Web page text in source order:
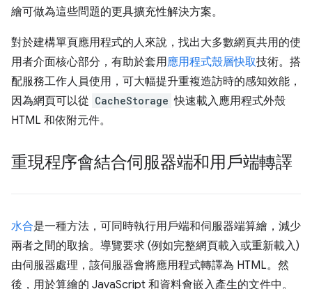
繪可做為這些問題的更具擴充性解決方案。
對於建構單頁應用程式的人來說，找出大多數網頁共用的使
用者介面核心部分，有助於套用應用程式殼層快取技術。搭
配服務工作人員使用，可大幅提升重複造訪時的感知效能，
因為網頁可以從 CacheStorage 快速載入應用程式外殼
HTML 和依附元件。
重現程序會結合伺服器端和用戶端轉譯
水合是一種方法，可同時執行用戶端和伺服器端算繪，減少
兩者之間的取捨。導覽要求 (例如完整網頁載入或重新載入)
由伺服器處理，該伺服器會將應用程式轉譯為 HTML。然
後，用於算繪的 JavaScript 和資料會嵌入產生的文件中。